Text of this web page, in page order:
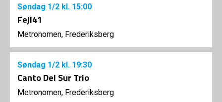
Søndag 1/2 kl. 15:00
Fejl41
Metronomen, Frederiksberg
Søndag 1/2 kl. 19:30
Canto Del Sur Trio
Metronomen, Frederiksberg